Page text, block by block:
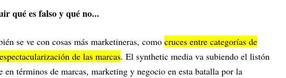
qué es falso y qué no...
se ve con cosas más marketineras, como cruces entre categorías de
espectacularización de las marcas. El synthetic media va subiendo el listón
en términos de marcas, marketing y negocio en esta batalla por la